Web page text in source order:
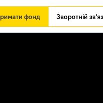
фонд Зворотній